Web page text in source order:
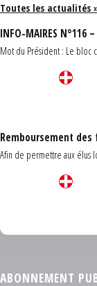
Toutes les actualités
INFO-MAIRES N°116
Mot du Président : Le bloc
Remboursement
Afin de permettre aux élus
ABONNEMENT